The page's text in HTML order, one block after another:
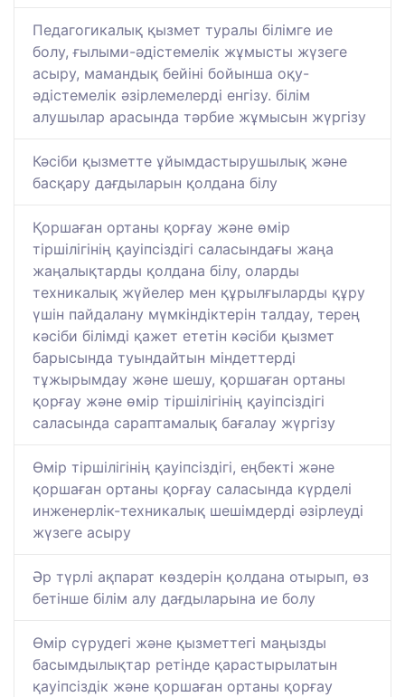
Педагогикалық қызмет туралы білімге ие
болу, ғылыми-әдістемелік жұмысты жүзеге
асыру, мамандық бейіні бойынша оқу-
әдістемелік әзірлемелерді енгізу. білім
алушылар арасында тәрбие жұмысын жүргізу
Кәсіби қызметте ұйымдастырушылық және
басқару дағдыларын қолдана білу
Қоршаған ортаны қорғау және өмір
тіршілігінің қауіпсіздігі саласындағы жаңа
жаңалықтарды қолдана білу, оларды
техникалық жүйелер мен құрылғыларды құру
үшін пайдалану мүмкіндіктерін талдау, терең
кәсіби білімді қажет ететін кәсіби қызмет
барысында туындайтын міндеттерді
тұжырымдау және шешу, қоршаған ортаны
қорғау және өмір тіршілігінің қауіпсіздігі
саласында сараптамалық бағалау жүргізу
Өмір тіршілігінің қауіпсіздігі, еңбекті және
қоршаған ортаны қорғау саласында күрделі
инженерлік-техникалық шешімдерді әзірлеуді
жүзеге асыру
Әр түрлі ақпарат көздерін қолдана отырып, өз
бетінше білім алу дағдыларына ие болу
Өмір сүрудегі және қызметтегі маңызды
басымдылықтар ретінде қарастырылатын
қауіпсіздік және қоршаған ортаны қорғау